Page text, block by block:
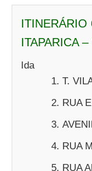
ITINERÁRIO
ITAPARICA
Ida
T.
RUA
RUA
RUA